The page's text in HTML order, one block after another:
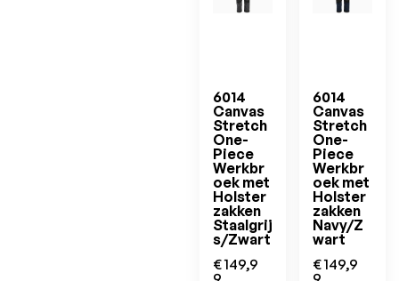
6014
Canvas
Stretch
One-
Piece
Werkbr
oek met
Holster
zakken
Staalgrij
s/Zwart
€149,9
6014
Canvas
Stretch
One-
Piece
Werkbr
oek met
Holster
zakken
Navy/Z
wart
€149,9